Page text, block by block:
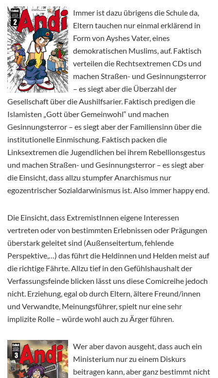
Immer ist dazu übrigens die Schule da,
Eltern tauchen nur einmal erklärend in
Form von Ayshes Vater, eines
demokratischen Muslims, auf. Faktisch
verteilen die Rechtsextremen CDs und
machen Straßen- und Gesinnungsterror
– es siegt aber die Überzahl der
Gesellschaft über die Aushilfsarier. Faktisch predigen die
Islamisten „Gott über Gemeinwohl“ und machen
Gesinnungsterror – es siegt aber der Familiensinn über die
institutionelle Einmischung. Faktisch packen die
Linksextremen die Jugendlichen bei ihrem Rebellionsgestus
und machen Straßen- und Gesinnungsterror – es siegt aber
die Einsicht, dass allzu stumpfer Anarchismus nur
egozentrischer Sozialdarwinismus ist. Also immer happy end.
Die Einsicht, dass ExtremistInnen eigene Interessen
vertreten oder von bestimmten Erlebnissen oder Prägungen
überstark geleitet sind (Außenseitertum, fehlende
Perspektive,…) das führt die Heldinnen und Helden meist auf
die richtige Fährte. Allzu tief in den Gefühlshaushalt der
Verfassungsfeinde blicken lässt uns diese Comicreihe jedoch
nicht. Erziehung, egal ob durch Eltern, ältere Freund/innen
und Verwandte, Meinungsführer, spielt nur eine sehr
implizite Rolle – würde wohl auch zu Ärger führen.
Wer aber davon ausgeht, dass auch ein
Ministerium nur zu einem Diskurs
beitragen kann, aber ganz bestimmt nicht